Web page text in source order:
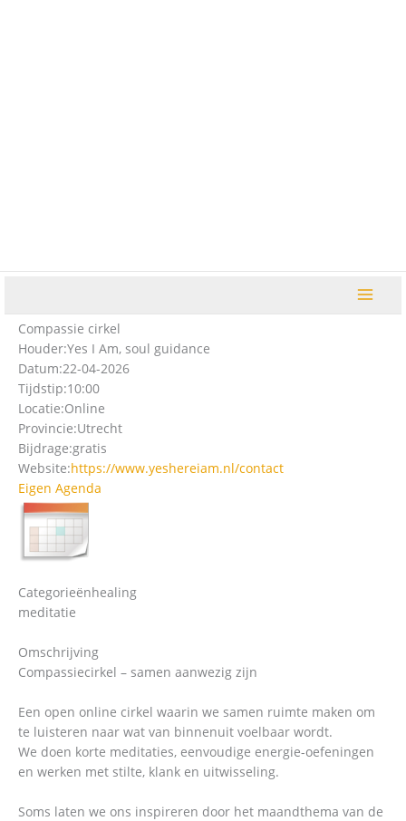
Compassie cirkel
Houder:Yes I Am, soul guidance
Datum:22-04-2026
Tijdstip:10:00
Locatie:Online
Provincie:Utrecht
Bijdrage:gratis
Website:https://www.yeshereiam.nl/contact
Eigen Agenda
Categorieënhealing
meditatie
Omschrijving
Compassiecirkel – samen aanwezig zijn
Een open online cirkel waarin we samen ruimte maken om
te luisteren naar wat van binnenuit voelbaar wordt.
We doen korte meditaties, eenvoudige energie-oefeningen
en werken met stilte, klank en uitwisseling.
Soms laten we ons inspireren door het maandthema van de